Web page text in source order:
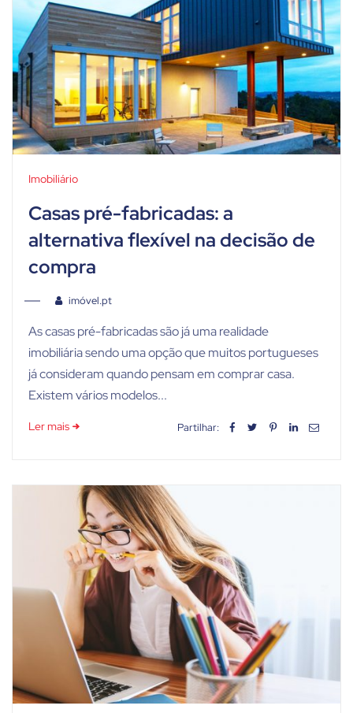
Imobiliário
Casas pré-fabricadas: a
alternativa flexível na decisão de
compra
imóvel.pt
As casas pré-fabricadas são já uma realidade
imobiliária sendo uma opção que muitos portugueses
já consideram quando pensam em comprar casa.
Existem vários modelos...
Ler mais Partilhar: